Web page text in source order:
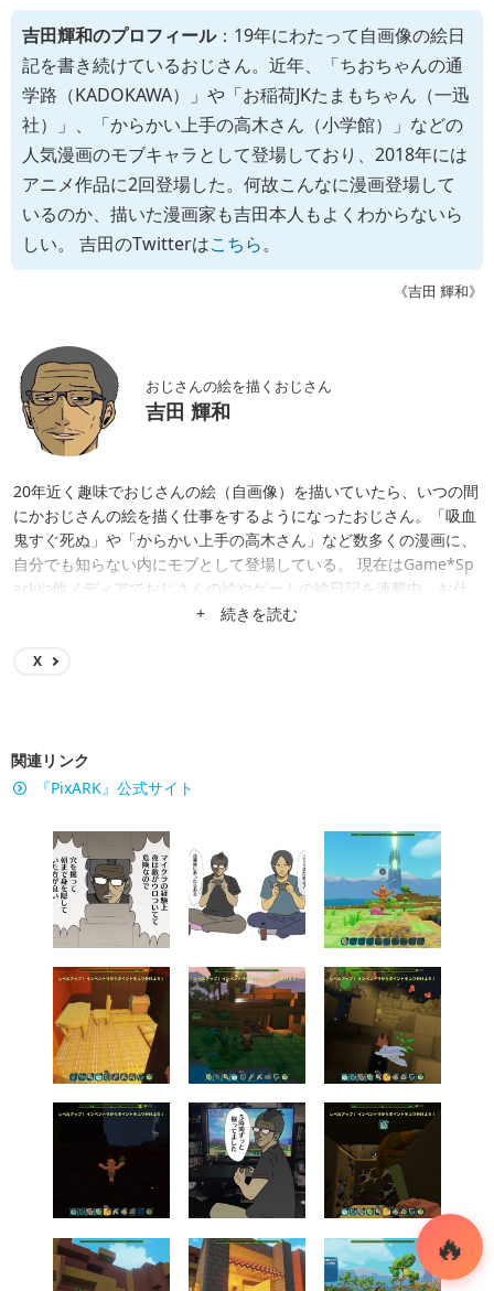
吉田輝和のプロフィール：19年にわたって自画像の絵日
記を書き続けているおじさん。近年、「ちおちゃんの通
学路（KADOKAWA）」や「お稲荷JKたまもちゃん（一迅
社）」、「からかい上手の高木さん（小学館）」などの
人気漫画のモブキャラとして登場しており、2018年には
アニメ作品に2回登場した。何故こんなに漫画登場して
いるのか、描いた漫画家も吉田本人もよくわからないら
しい。 吉田のTwitterはこちら。
《吉田 輝和》
おじさんの絵を描くおじさん
吉田 輝和
20年近く趣味でおじさんの絵（自画像）を描いていたら、いつの間
にかおじさんの絵を描く仕事をするようになったおじさん。「吸血
鬼すぐ死ぬ」や「からかい上手の高木さん」など数多くの漫画に、
自分でも知らない内にモブとして登場している。 現在はGame*Sp
arkや他メディアでおじさんの絵やゲームの絵日記を連載中。お仕
事の依頼は吉田輝和ツイッターからどうぞ。
+ 続きを読む
X
関連リンク
『PixARK』公式サイト